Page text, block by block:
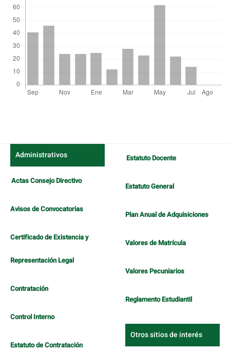
Administrativos
Actas Consejo Directivo
Avisos de Convocatorias
Certificado de Existencia y
Representación Legal
Contratación
Control Interno
Estatuto de Contratación
Estatuto Docente
Estatuto General
Plan Anual de Adquisiciones
Valores de Matrícula
Valores Pecuniarios
Reglamento Estudiantil
Otros sitios de interés